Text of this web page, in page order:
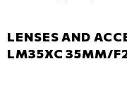
LENSES AND
LM35XC 35MM/